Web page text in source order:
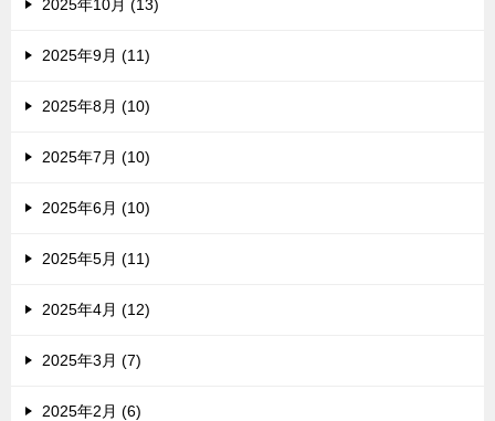
2025年10月 (13)
2025年9月 (11)
2025年8月 (10)
2025年7月 (10)
2025年6月 (10)
2025年5月 (11)
2025年4月 (12)
2025年3月 (7)
2025年2月 (6)